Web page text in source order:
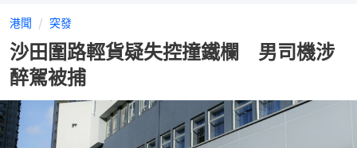
港聞 突發
沙田圍路輕貨疑失控撞鐵欄 男司機涉
醉駕被捕